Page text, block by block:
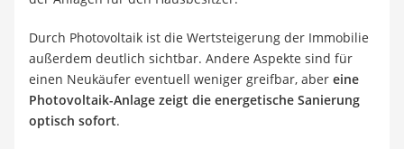
Durch Photovoltaik ist die Wertsteigerung der Immobilie
außerdem deutlich sichtbar. Andere Aspekte sind für
einen Neukäufer eventuell weniger greifbar, aber eine
Photovoltaik-Anlage zeigt die energetische Sanierung
optisch sofort.